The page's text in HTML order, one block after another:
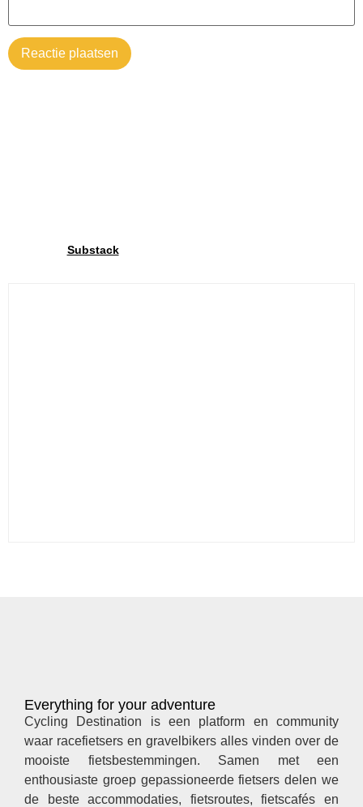
Substackdelen we exclusieve inzichten met onze
Everything for your adventure
Cycling Destination is een platform en community
waar racefietsers en gravelbikers alles vinden over de
mooiste fietsbestemmingen. Samen met een
enthousiaste groep gepassioneerde fietsers delen we
de beste accommodaties, fietsroutes, fietscafés en